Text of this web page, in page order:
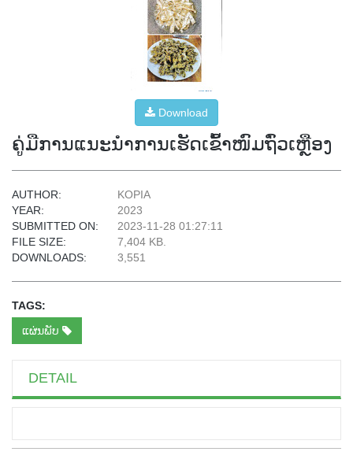
Download
ຄູ່ມືການແນະນຳການເຮັດເຂົ້າໜົມຖົ່ວເຫຼືອງ
AUTHOR:
KOPIA
YEAR:
2023
SUBMITTED ON:
2023-11-28 01:27:11
FILE SIZE:
7,404 KB.
DOWNLOADS:
3,551
TAGS:
ແຜ່ນພັບ
DETAIL